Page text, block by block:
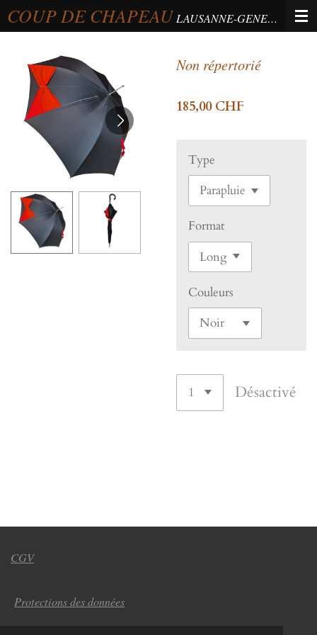
Passer
au
principal
COUP DE CHAPEAU LAUSANNE-GENEVA-BERNE
Non répertorié
185,00 CHF
Type
Format
Couleurs
Désactivé
CGV
Protections des données